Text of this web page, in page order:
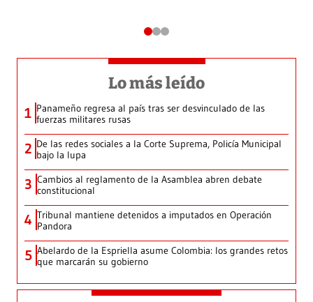
Lo más leído
1 Panameño regresa al país tras ser desvinculado de las
fuerzas militares rusas
2 De las redes sociales a la Corte Suprema, Policía Municipal
bajo la lupa
3 Cambios al reglamento de la Asamblea abren debate
constitucional
4 Tribunal mantiene detenidos a imputados en Operación
Pandora
5 Abelardo de la Espriella asume Colombia: los grandes retos
que marcarán su gobierno